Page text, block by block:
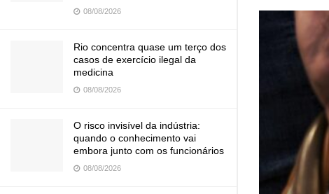
08/08/2026
Rio concentra quase um terço dos
casos de exercício ilegal da
medicina
08/08/2026
O risco invisível da indústria:
quando o conhecimento vai
embora junto com os funcionários
08/08/2026